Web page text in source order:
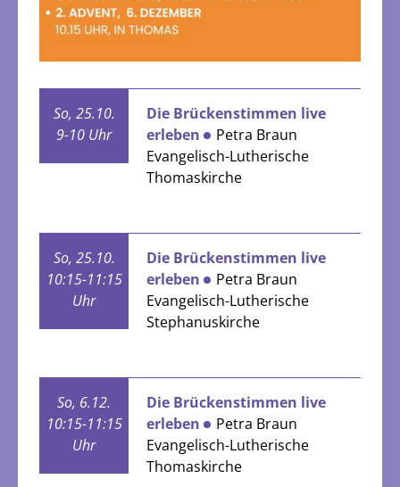
So, 25.10.
9-10 Uhr
Die Brückenstimmen live
erleben
Petra Braun
Evangelisch-Lutherische
Thomaskirche
So, 25.10.
10:15-11:15
Uhr
Die Brückenstimmen live
erleben
Petra Braun
Evangelisch-Lutherische
Stephanuskirche
So, 6.12.
10:15-11:15
Uhr
Die Brückenstimmen live
erleben
Petra Braun
Evangelisch-Lutherische
Thomaskirche